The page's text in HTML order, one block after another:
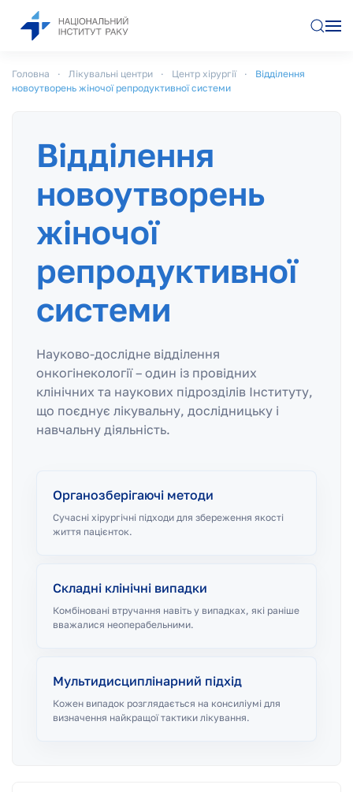
Головна Лікувальні центри Центр хірургії
Відділення
новоутворень жіночої репродуктивної системи
Відділення
новоутворень
жіночої
репродуктивної
системи
Науково-дослідне відділення
онкогінекології – один із провідних
клінічних та наукових підрозділів Інституту,
що поєднує лікувальну, дослідницьку і
навчальну діяльність.
Органозберігаючі методи
Сучасні хірургічні підходи для збереження якості
життя пацієнток.
Складні клінічні випадки
Комбіновані втручання навіть у випадках, які раніше
вважалися неоперабельними.
Мультидисциплінарний підхід
Кожен випадок розглядається на консиліумі для
визначення найкращої тактики лікування.